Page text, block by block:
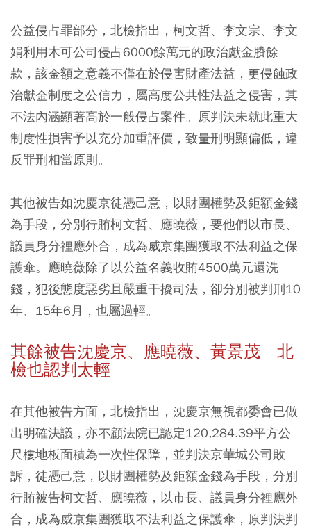
公益侵占罪部分，北檢指出，柯文哲、李文宗、李文
娟利用木可公司侵占6000餘萬元的政治獻金賸餘
款，該金額之意義不僅在於侵害財產法益，更侵蝕政
治獻金制度之公信力，屬高度公共性法益之侵害，其
不法內涵顯著高於一般侵占案件。原判決未就此重大
制度性損害予以充分加重評價，致量刑明顯偏低，違
反罪刑相當原則。
其他被告如沈慶京徒憑己意，以財團權勢及鉅額金錢
為手段，分別行賄柯文哲、應曉薇，要他們以市長、
議員身分裡應外合，成為威京集團獲取不法利益之保
護傘。應曉薇除了以公益名義收賄4500萬元還洗
錢，犯後態度惡劣且嚴重干擾司法，卻分別被判刑10
年、15年6月，也屬過輕。
其餘被告沈慶京、應曉薇、黃景茂 北
檢也認判太輕
在其他被告方面，北檢指出，沈慶京無視都委會已做
出明確決議，亦不顧法院已認定120,284.39平方公
尺樓地板面積為一次性保障，並判決京華城公司敗
訴，徒憑己意，以財團權勢及鉅額金錢為手段，分別
行賄被告柯文哲、應曉薇，以市長、議員身分裡應外
合，成為威京集團獲取不法利益之保護傘，原判決判